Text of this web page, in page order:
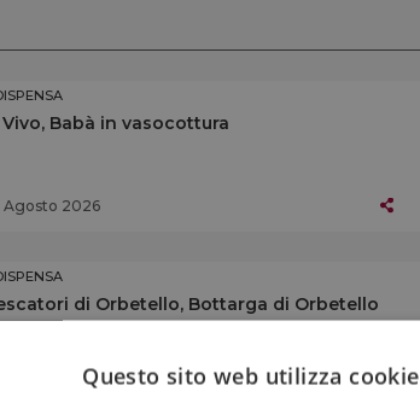
Vivo, Babà in vasocottura
Agosto 2026
di Orbetello, Bottarga di Orbetello
Slow Food
Agosto 2026Questo sito web utilizza cookie